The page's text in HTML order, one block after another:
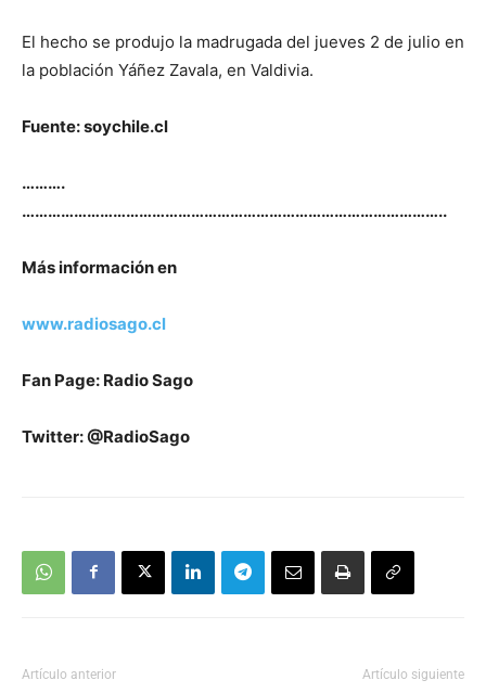
El hecho se produjo la madrugada del jueves 2 de julio en
la población Yáñez Zavala, en Valdivia.
Fuente: soychile.cl
……….
……………………………………………………………………………………..
Más información en
www.radiosago.cl
Fan Page: Radio Sago
Twitter: @RadioSago
Artículo anterior Artículo siguiente